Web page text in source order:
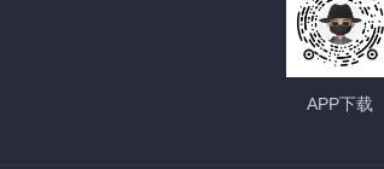
APP下载